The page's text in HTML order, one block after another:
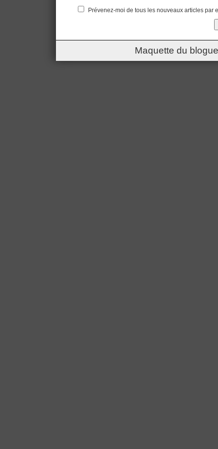
Prévenez-moi de tous les nouveaux articles par
Maquette du